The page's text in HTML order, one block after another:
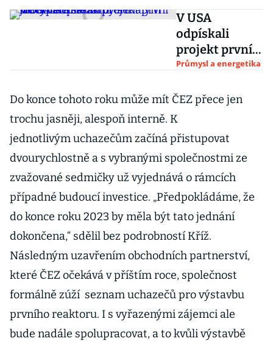
V USA
odpískali
projekt první
jaderné
malým
modulární
Nevyplatí se
Průmysl a energetika
Do konce tohoto roku může mít ČEZ přece jen
trochu jasněji, alespoň interně. K
jednotlivým uchazečům začíná přistupovat
dvourychlostně a s vybranými společnostmi ze
zvažované sedmičky už vyjednává o rámcích
případné budoucí investice. „Předpokládáme, že
do konce roku 2023 by měla být tato jednání
dokončena,“ sdělil bez podrobností Kříž.
Následným uzavřením obchodních partnerství,
které ČEZ očekává v příštím roce, společnost
formálně zúží seznam uchazečů pro výstavbu
prvního reaktoru. I s vyřazenými zájemci ale
bude nadále spolupracovat, a to kvůli výstavbě